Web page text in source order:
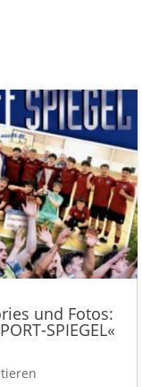
und Fotos:
SPIEGEL«